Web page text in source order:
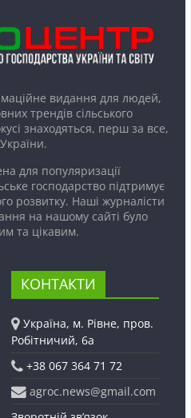
видання для людей,
трендів сільського
знаходяться, перш за все,
для популяризації
господарство підтримує
розвитку. Наші журналісти
на нашому сайті було
та цікавим.
КОНТАКТИ
Україна, м. Рівне, пров.
Робітничий, 6а
+38 067 364 71 72
agroc.news@gmail.com